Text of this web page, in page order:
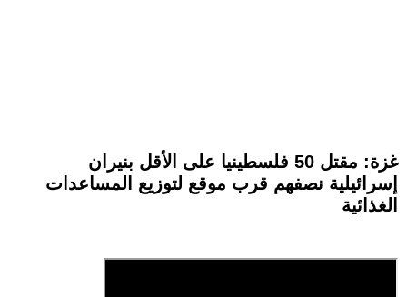
غزة: مقتل 50 فلسطينيا على الأقل بنيران
إسرائيلية نصفهم قرب موقع لتوزيع المساعدات
الغذائية